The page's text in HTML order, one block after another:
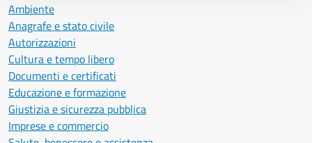
Ambiente
Anagrafe e stato civile
Autorizzazioni
Cultura e tempo libero
Documenti e certificati
Educazione e formazione
Giustizia e sicurezza pubblica
Imprese e commercio